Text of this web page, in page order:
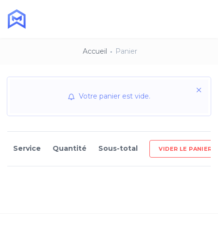
Accueil Panier
Votre panier est vide.
Service Quantité Sous-total VIDER LE PANIER